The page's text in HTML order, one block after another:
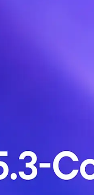
YOUR_KEY
入訊息與參
限制；再漸進
該模型測試；
掛設定填入